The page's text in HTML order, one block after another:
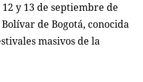
y 13 de septiembre de
de Bogotá, conocida
masivos de la